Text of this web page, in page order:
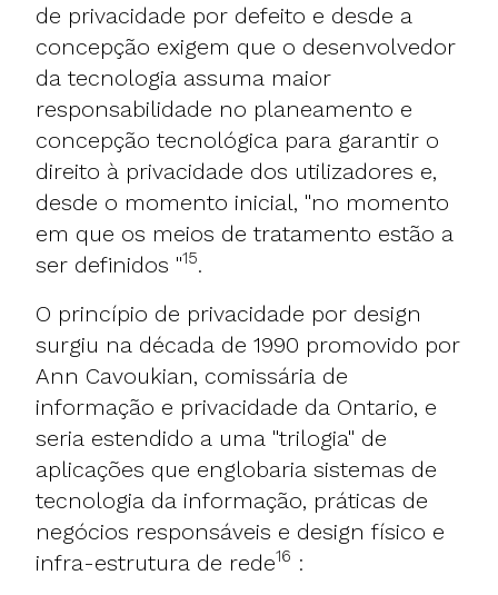
de privacidade por defeito e desde a
concepção exigem que o desenvolvedor
da tecnologia assuma maior
responsabilidade no planeamento e
concepção tecnológica para garantir o
direito à privacidade dos utilizadores e,
desde o momento inicial, "no momento
em que os meios de tratamento estão a
ser definidos "15.
O princípio de privacidade por design
surgiu na década de 1990 promovido por
Ann Cavoukian, comissária de
informação e privacidade da Ontario, e
seria estendido a uma "trilogia" de
aplicações que englobaria sistemas de
tecnologia da informação, práticas de
negócios responsáveis e design físico e
infra-estrutura de rede16 :